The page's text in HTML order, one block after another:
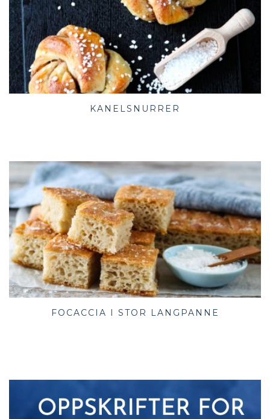
KANELSNURRER
FOCACCIA I STOR LANGPANNE